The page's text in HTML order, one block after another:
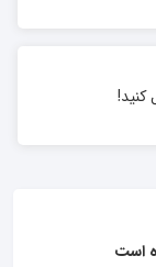
کنید!